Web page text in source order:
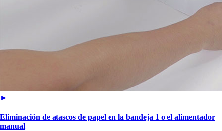
►
Eliminación de atascos de papel en la bandeja 1 o el alimentador
manual